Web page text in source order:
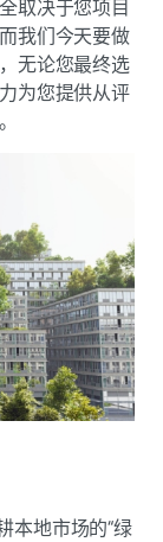
取决于您项目
我们今天要做
无论您最终选
为您提供从评
本地市场的“绿